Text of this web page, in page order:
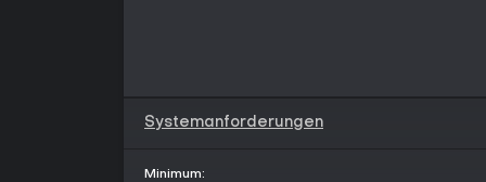
Systemanforderungen
Minimum: